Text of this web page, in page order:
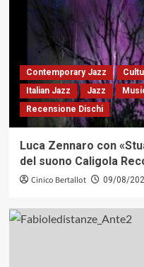
Contemporary Jazz
Italian Jazz
Jazz
Recensione Dischi
Luca Zennaro con
del suono Caligola
Cinico Bertallot 09/08/